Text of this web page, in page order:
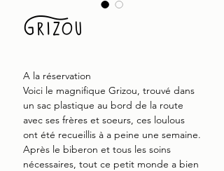
Grizou
A la réservation
Voici le magnifique Grizou, trouvé dans
un sac plastique au bord de la route
avec ses frères et soeurs, ces loulous
ont été recueillis à a peine une semaine.
Après le biberon et tous les soins
nécessaires, tout ce petit monde a bien